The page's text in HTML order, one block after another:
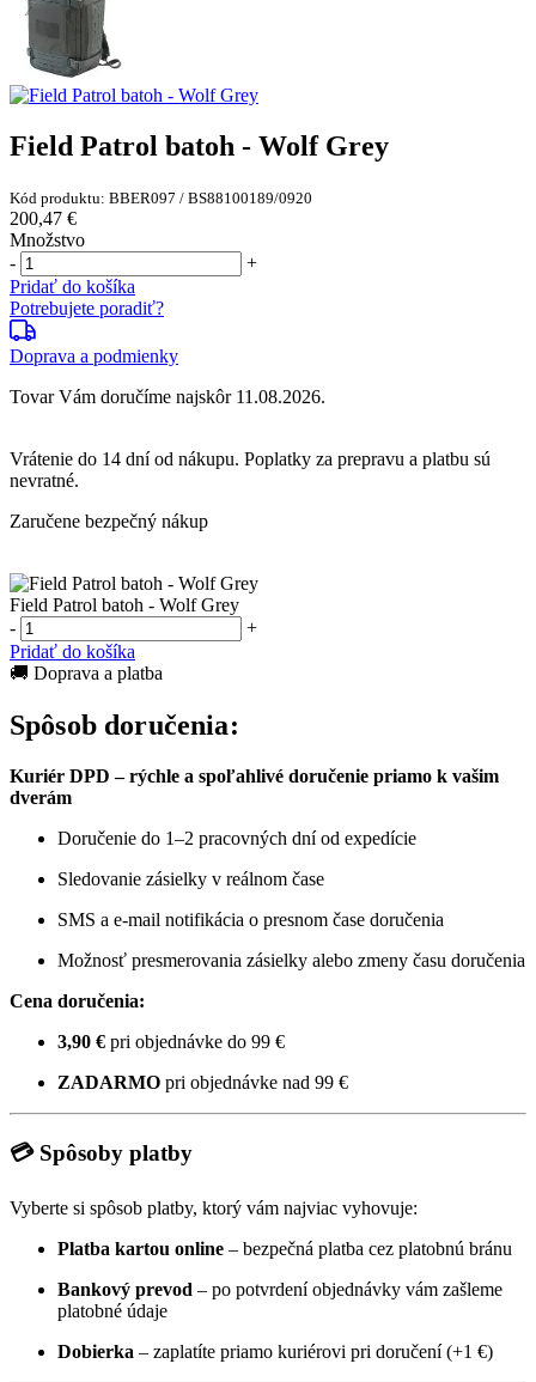
Field Patrol batoh - Wolf Grey
Kód produktu: BBER097 / BS88100189/0920
200,47 €
Množstvo
-
+
Pridať do košíka
Potrebujete poradiť?
Doprava a podmienky
Tovar Vám doručíme najskôr 11.08.2026.
Vrátenie do 14 dníod nákupu. Poplatky za prepravu a platbu sú
nevratné.
Zaručene bezpečný nákup
Field Patrol batoh - Wolf Grey
-
+
Pridať do košíka
🚚 Doprava a platba
Spôsob doručenia:
Kuriér DPD – rýchle a spoľahlivé doručenie priamo k vašim
dverám
Doručenie do 1–2 pracovných dní od expedície
Sledovanie zásielky v reálnom čase
SMS a e-mail notifikácia o presnom čase doručenia
Možnosť presmerovania zásielky alebo zmeny času doručenia
Cena doručenia:
3,90 € pri objednávke do 99 €
ZADARMO pri objednávke nad 99 €
💳 Spôsoby platby
Vyberte si spôsob platby, ktorý vám najviac vyhovuje:
Platba kartou online – bezpečná platba cez platobnú bránu
Bankový prevod – po potvrdení objednávky vám zašleme
platobné údaje
Dobierka – zaplatíte priamo kuriérovi pri doručení (+1 €)